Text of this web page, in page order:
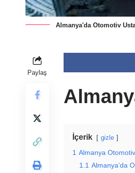
Almanya'da Otomotiv
Paylaş
İçerik gizle
1 Almanya
1.1 Almanya’da